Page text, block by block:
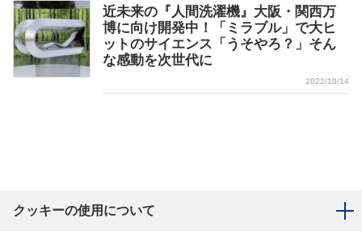
近未来の『人間洗濯機』大阪・関西万
博に向け開発中！「ミラブル」で大ヒ
ットのサイエンス「うそやろ？」そん
な感動を次世代に
2022/10/14
クッキーの使用について